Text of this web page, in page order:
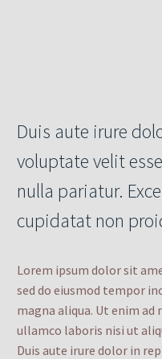
Duis aute irure
voluptate velit
nulla pariatur.
cupidatat non
Lorem ipsum dolor sit
sed do eiusmod tempor
magna aliqua. Ut enim
ullamco laboris nisi ut
Duis aute irure dolor in